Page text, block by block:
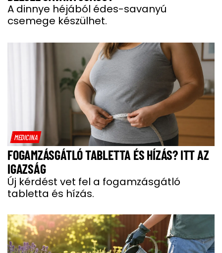
A dinnye héjából édes-savanyú
csemege készülhet.
MEDICINA
FOGAMZÁSGÁTLÓ TABLETTA ÉS HÍZÁS? ITT AZ
IGAZSÁG
Új kérdést vet fel a fogamzásgátló
tabletta és hízás.